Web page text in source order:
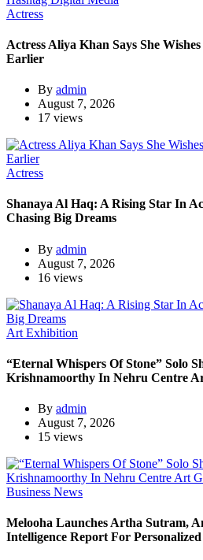
Actress
Actress Aliya Khan Says She
Earlier
By admin
August 7, 2026
17 views
Actress
Shanaya Al Haq: A Rising Star In
Chasing Big Dreams
By admin
August 7, 2026
16 views
Art Exhibition
“Eternal Whispers Of Stone” Solo
Krishnamoorthy In Nehru Centre
By admin
August 7, 2026
15 views
Business News
Melooha Launches Artha Sutram,
Intelligence Report For